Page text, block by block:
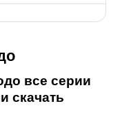
все серии
скачать